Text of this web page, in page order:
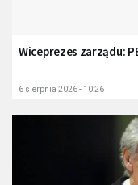
Wiceprezes zarządu:
6 sierpnia 2026 - 10:26